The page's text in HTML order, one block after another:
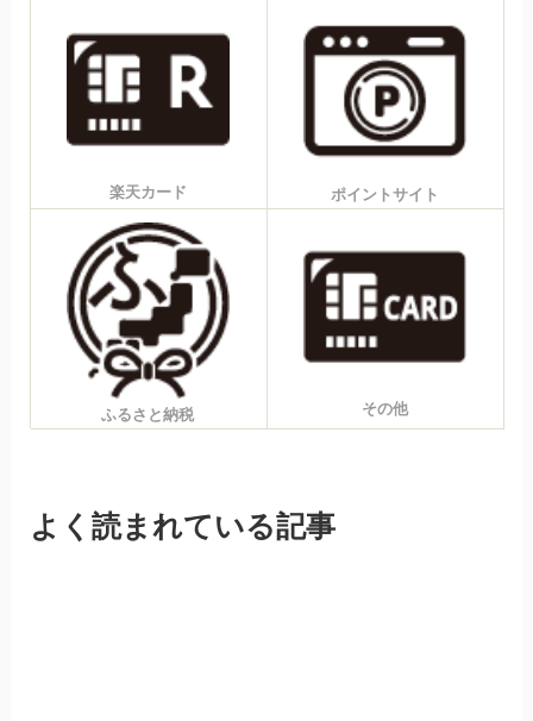
楽天カード ポイントサイト
ふるさと納税 その他
よく読まれている記事